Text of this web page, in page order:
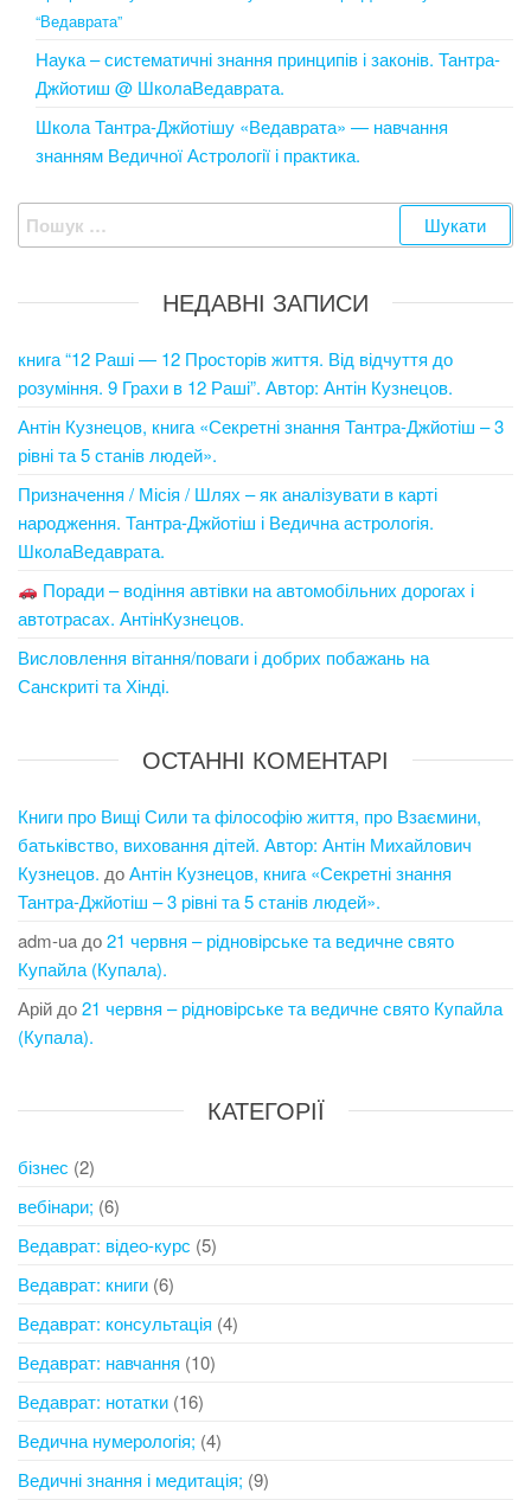
“Ведаврата”
Наука – систематичні знання принципів і законів. Тантра-
Джйотиш @ ШколаВедаврата.
Школа Тантра-Джйотішу «Ведаврата» — навчання
знанням Ведичної Астрології і практика.
Пошук:
НЕДАВНІ ЗАПИСИ
книга “12 Раші — 12 Просторів життя. Від відчуття до
розуміння. 9 Грахи в 12 Раші”. Автор: Антін Кузнецов.
Антін Кузнецов, книга «Секретні знання Тантра-Джйотіш – 3
рівні та 5 станів людей».
Призначення / Місія / Шлях – як аналізувати в карті
народження. Тантра-Джйотіш і Ведична астрологія.
ШколаВедаврата.
Поради – водіння автівки на автомобільних дорогах і
автотрасах. АнтінКузнецов.
Висловлення вітання/поваги і добрих побажань на
Санскриті та Хінді.
ОСТАННІ КОМЕНТАРІ
Книги про Вищі Сили та філософію життя, про Взаємини,
батьківство, виховання дітей. Автор: Антін Михайлович
Кузнецов. доАнтін Кузнецов, книга «Секретні знання
Тантра-Джйотіш – 3 рівні та 5 станів людей».
adm-ua до21 червня – рідновірське та ведичне свято
Купайла (Купала).
Арій до21 червня – рідновірське та ведичне свято Купайла
(Купала).
КАТЕГОРІЇ
бізнес (2)
вебінари; (6)
Ведаврат: відео-курс (5)
Ведаврат: книги (6)
Ведаврат: консультація (4)
Ведаврат: навчання (10)
Ведаврат: нотатки (16)
Ведична нумерологія; (4)
Ведичні знання і медитація; (9)